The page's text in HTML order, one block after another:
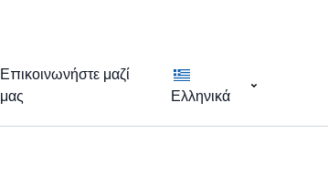
Επικοινωνήστε μαζί
μας
Ελληνικά